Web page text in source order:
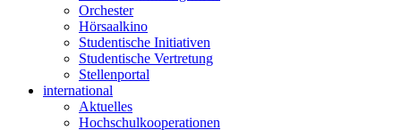
Orchester
Hörsaalkino
Studentische Initiativen
Studentische Vertretung
Stellenportal
international
Aktuelles
Hochschulkooperationen